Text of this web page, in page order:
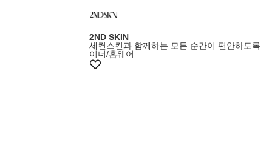
2ND SKIN
세컨스킨과 함께하는 모든 순간이 편안하도록
이너/홈웨어